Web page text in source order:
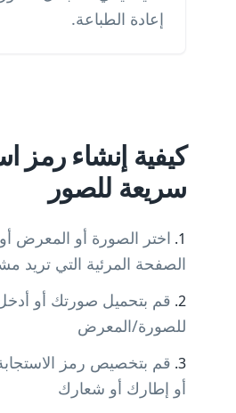
إعادة الطباعة.
كيفية إنشاء رمز
سريعة للصور
اختر الصورة أو المعرض
الصفحة المرئية التي تريد
للصورة/المعرض
قم بتخصيص رمز
أو إطارك أو شعارك